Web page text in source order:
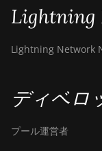
Lightning
Lightning Network
ディベロ
プール運営者